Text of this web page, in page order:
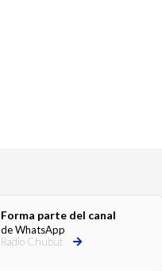
Forma parte del canal
de WhatsApp
Radio Chubut